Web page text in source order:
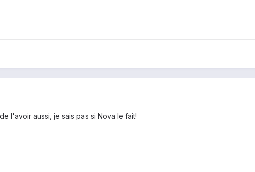
l'avoir aussi, je sais pas si Nova le fait!